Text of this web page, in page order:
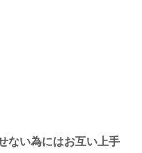
ない為にはお互い上手